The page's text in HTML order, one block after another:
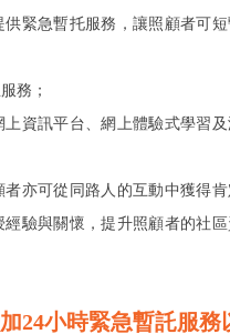
緊急暫托服務，讓照顧者可
務；
資訊平台、網上體驗式學習
亦可從同路人的互動中獲得
驗與關懷，提升照顧者的社
24小時緊急暫託服務